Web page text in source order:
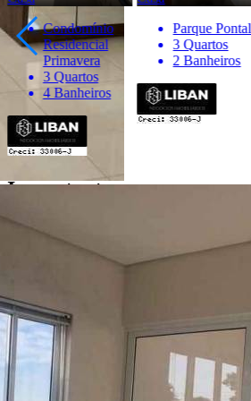
Condomínio
Residencial
Primavera
3 Quartos
4 Banheiros
Parque Pontal
3 Quartos
2 Banheiros
Importante
* Valores, disponibilidade e demais
alterações. SEMPRE consulte o
informações atualizadas do imóvel
negociação dos imóveis anunciados.
Todas as informações e imagens deste
anúncio publicitário e foram fornecidas
Negócios Imobiliários.
O
Portal Casa Bauru não tem controle e
destas informações.